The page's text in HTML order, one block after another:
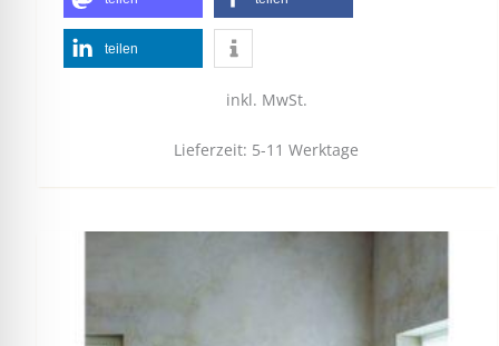
teilen
inkl. MwSt.
Lieferzeit: 5-11 Werktage
Produkt
weist
mehrere